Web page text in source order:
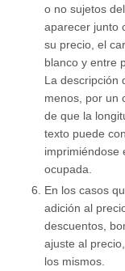
o no sujetos
aparecer junto
su precio, el
blanco y entre
La descripción
menos, por un
de que la
texto puede
imprimiéndose
ocupada.
En los casos
adición al
descuentos,
ajuste al
los mismos.